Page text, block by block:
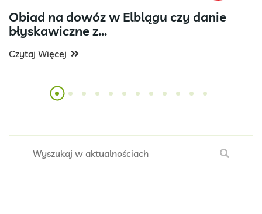
Obiad na dowóz w Elblągu czy danie
błyskawiczne z...
Czytaj Więcej